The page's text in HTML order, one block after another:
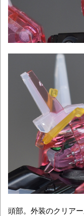
頭部。外装のクリア